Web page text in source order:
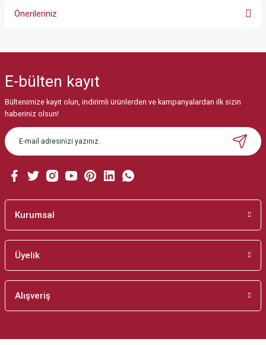
Önerileriniz
Görüş ve önerileriniz için teşekkür ederiz.
Ürün resmi kalitesiz, bozuk veya görüntülenemiyor.
Ürün açıklamasında eksik bilgiler bulunuyor.
Ürün bilgilerinde hatalar bulunuyor.
Bu ürüne benzer farklı alternatifler olmalı.
E-bülten kayıt
Bültenimize kayıt olun, indirimli ürünlerden ve kampanyalardan ilk sizin
haberiniz olsun!
Kurumsal
Üyelik
Alışveriş